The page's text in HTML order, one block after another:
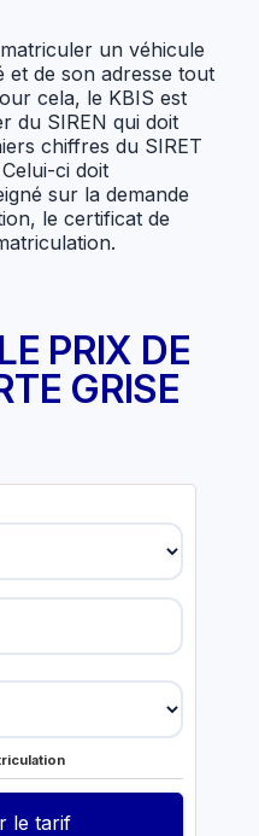
un véhicule
et de son adresse tout
cela, le KBIS est
du SIREN qui doit
chiffres du SIRET
ci doit
sur la demande
le certificat de
PRIX DE
GRISE
le tarif